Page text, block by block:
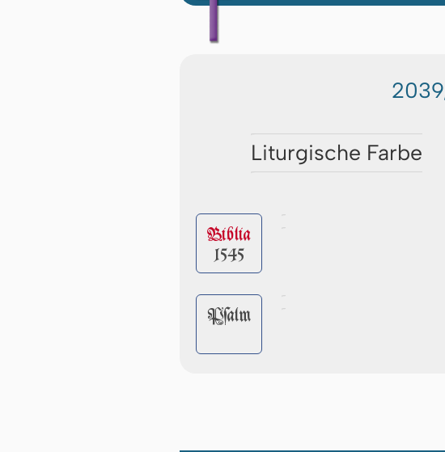
Liturgische Farbe
Biblia
1545
Pſalm